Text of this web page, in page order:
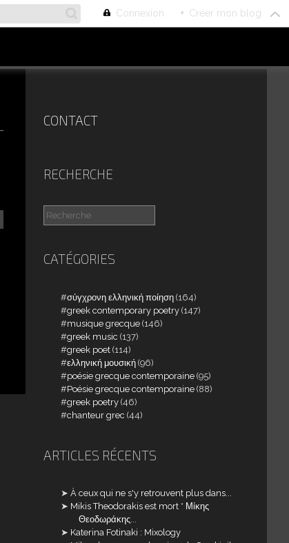
Connexion + Créer mon blog
CONTACT
RECHERCHE
CATÉGORIES
σύγχρονη ελληνική ποίηση (164)
greek contemporary poetry (147)
musique grecque (146)
greek music (137)
greek poet (114)
ελληνική μουσική (96)
poésie grecque contemporaine (95)
Poésie grecque contemporaine (88)
greek poetry (46)
chanteur grec (44)
ARTICLES RÉCENTS
À ceux qui ne s'y retrouvent plus dans...
Mikis Theodorakis est mort * Μίκης
Θεοδωράκης...
Katerina Fotinaki : Mixology